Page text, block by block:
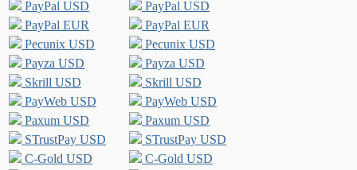
PayPal USD
PayPal USD
PayPal EUR
PayPal EUR
Pecunix USD
Pecunix USD
Payza USD
Payza USD
Skrill USD
Skrill USD
PayWeb USD
PayWeb USD
Paxum USD
Paxum USD
STrustPay USD
STrustPay USD
C-Gold USD
C-Gold USD